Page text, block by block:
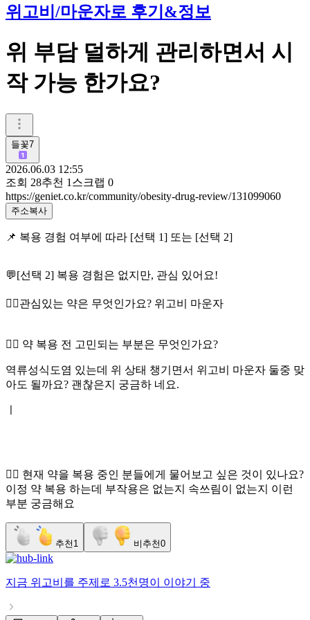
위고비/마운자로 후기&정보
위 부담 덜하게 관리하면서 시
작 가능 한가요?
들꽃7
2026.06.03 12:55
조회 28추천 1 스크랩 0
https://geniet.co.kr/community/obesity-drug-review/131099060
주소복사
📌 복용 경험 여부에 따라 [선택 1] 또는 [선택 2]
💬[선택 2] 복용 경험은 없지만, 관심 있어요!
👉🏻관심있는 약은 무엇인가요? 위고비 마운자
👉🏻 약 복용 전 고민되는 부분은 무엇인가요?
역류성식도염 있는데 위 상태 챙기면서 위고비 마운자 둘중 맞
아도 될까요? 괜찮은지 궁금하 네요.
👉🏻 현재 약을 복용 중인 분들에게 물어보고 싶은 것이 있나요?
이정 약 복용 하는데 부작용은 없는지 속쓰림이 없는지 이런
부분 궁금해요
추천 1 비추천0
지금 위고비 를 주제로 3.5천명이 이야기 중